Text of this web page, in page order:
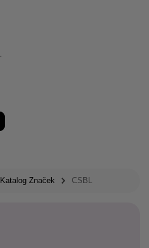
Katalog Značek CSBL